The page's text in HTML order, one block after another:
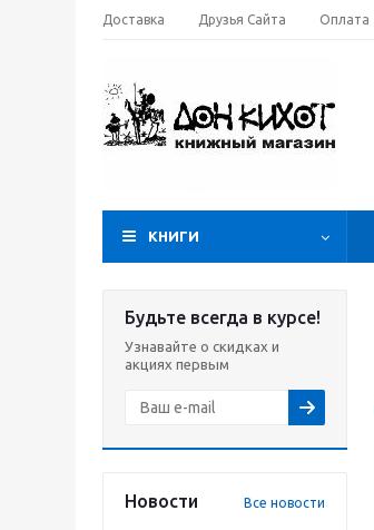
Доставка Друзья Сайта Оплата
КНИГИ
Будьте всегда в курсе!
Узнавайте о скидках и
акциях первым
Новости Все новости